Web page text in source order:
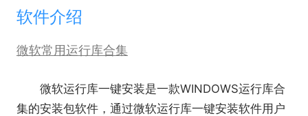
软件介绍
微软常用运行库合集
微软运行库一键安装是一款WINDOWS运行库合
集的安装包软件，通过微软运行库一键安装软件用户